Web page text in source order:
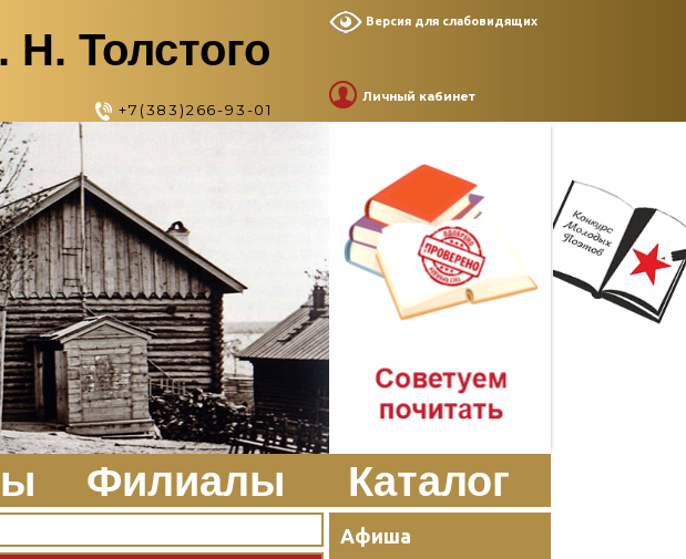
Толстого
+7(383)266-93-01
Версия для слабовидящих
Личный кабинет
Филиалы Каталог
Афиша